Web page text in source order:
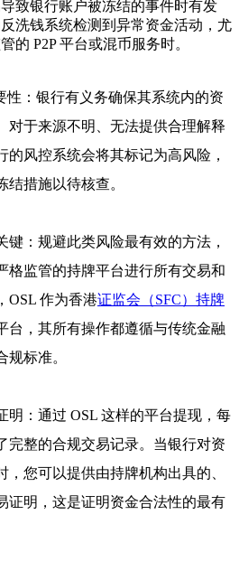
致银行账户被冻结的事件时有发
洗钱系统检测到异常资金活动，尤
的 P2P 平台或混币服务时。
性 ：银行有义务确保其系统内的资
对于来源不明、无法提供合理解释
的风控系统会将其标记为高风险，
结措施以待核查。
键 ：规避此类风险最有效的方法，
格监管的持牌平台进行所有交易和
OSL 作为香港证监会（SFC）持牌
台，其所有操作都遵循与传统金融
规标准。
明 ：通过 OSL 这样的平台提现，每
完整的合规交易记录。当银行对资
，您可以提供由持牌机构出具的、
证明，这是证明资金合法性的最有